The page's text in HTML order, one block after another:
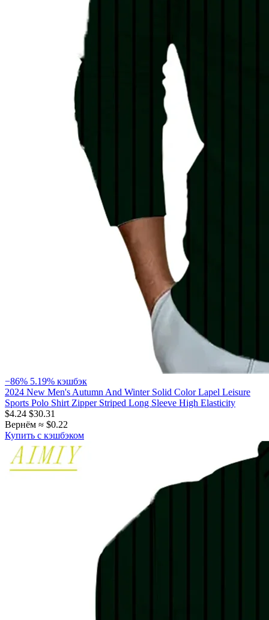
−86% 5.19% кэшбэк
2024 New Men's Autumn And Winter Solid Color Lapel Leisure
Sports Polo Shirt Zipper Striped Long Sleeve High Elasticity
$4.24 $30.31
Вернём ≈ $0.22
Купить с кэшбэком